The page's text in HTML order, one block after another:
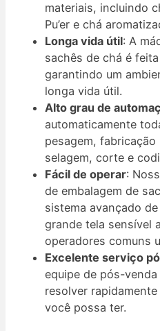
materiais, incluindo
Pu’er e chá
Longa vida útil: A
sachês de chá é
garantindo um
longa vida útil.
Alto grau de
automaticamente
pesagem,
selagem, corte e
Fácil de operar:
de embalagem de
sistema avançado
grande tela sensível
operadores comuns
Excelente serviço
equipe de pós-
resolver
você possa ter.